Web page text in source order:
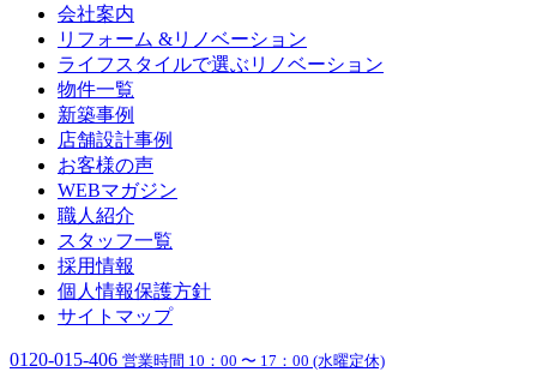
会社案内
リフォーム &リノベーション
ライフスタイルで選ぶリノベーション
物件一覧
新築事例
店舗設計事例
お客様の声
WEBマガジン
職人紹介
スタッフ一覧
採用情報
個人情報保護方針
サイトマップ
0120-015-406 営業時間 10：00 〜 17：00 (水曜定休)